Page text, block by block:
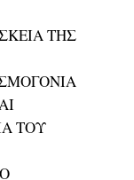
ΤΗΣ
ΤΟΥ